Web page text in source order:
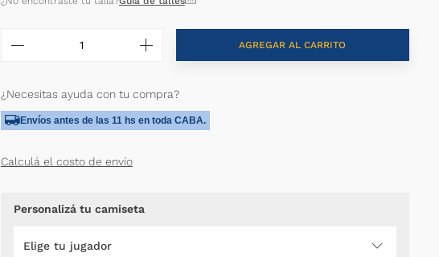
AGREGAR AL CARRITO
¿Necesitas ayuda con tu compra?
Envíos antes de las 11 hs en toda CABA.
Calculá el costo de envío
Personalizá tu camiseta
Elige tu jugador